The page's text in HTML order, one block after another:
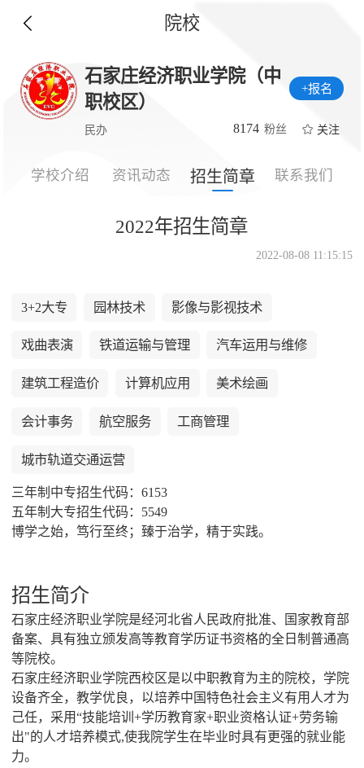
院校
石家庄经济职业学院（中
职校区）
+报名
民办 8174 粉丝 关注
学校介绍 资讯动态 招生简章 联系我们
2022年招生简章
2022-08-08 11:15:15
3+2大专 园林技术 影像与影视技术
戏曲表演 铁道运输与管理 汽车运用与维修
建筑工程造价 计算机应用 美术绘画
会计事务 航空服务 工商管理
城市轨道交通运营
三年制中专招生代码：6153
五年制大专招生代码：5549
博学之始，笃行至终；臻于治学，精于实践。
招生简介
石家庄经济职业学院是经河北省人民政府批准、国家教育部
备案、具有独立颁发高等教育学历证书资格的全日制普通高
等院校。
石家庄经济职业学院西校区是以中职教育为主的院校，学院
设备齐全，教学优良，以培养中国特色社会主义有用人才为
己任，采用“技能培训+学历教育家+职业资格认证+劳务输
出"的人才培养模式,使我院学生在毕业时具有更强的就业能
力。